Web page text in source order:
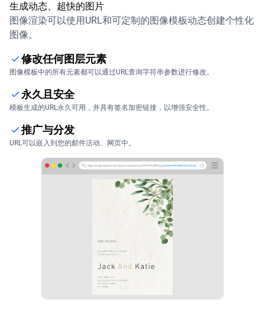
生成动态、超快的图片
图像渲染可以使用URL和可定制的图像模板动态创建个性化
图像。
修改任何图层元素
图像模板中的所有元素都可以通过URL查询字符串参数进行修改。
永久且安全
模板生成的URL永久可用，并具有签名加密链接，以增强安全性。
推广与分发
URL可以嵌入到您的邮件活动、网页中。